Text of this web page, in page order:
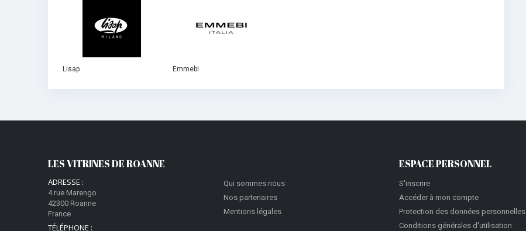
Lisap Emmebi
LES VITRINES DE ROANNE
ADRESSE :
4 rue Marengo
42300 Roanne
France
TÉLÉPHONE :
Qui sommes nous
Nos partenaires
Mentions légales
ESPACE PERSONNEL
S'inscrire
Accéder à mon compte
Protection des données personnelles
Conditions générales d'utilisation